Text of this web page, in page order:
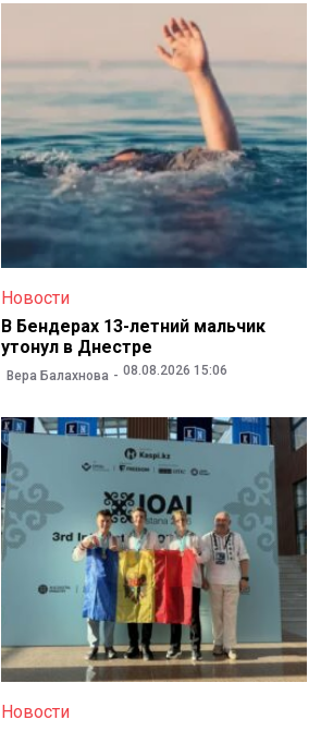
Новости
В Бендерах 13-летний мальчик
утонул в Днестре
Вера Балахнова 08.08.2026 15:06
Новости